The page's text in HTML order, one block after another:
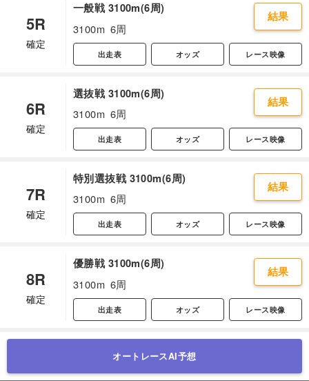
5R
確定
一般戦 3100m(6周)
3100m 6周
結果
出走表 オッズ レース映像
6R
確定
選抜戦 3100m(6周)
3100m 6周
結果
出走表 オッズ レース映像
7R
確定
特別選抜戦 3100m(6周)
3100m 6周
結果
出走表 オッズ レース映像
8R
確定
優勝戦 3100m(6周)
3100m 6周
結果
出走表 オッズ レース映像
オートレースAI予想